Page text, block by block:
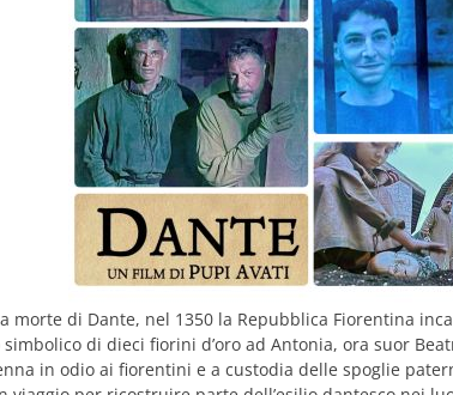
morte di Dante, nel 1350 la Repubblica Fiorentina
di dieci fiorini d’oro ad Antonia, ora suor
in odio ai fiorentini e a custodia delle spoglie